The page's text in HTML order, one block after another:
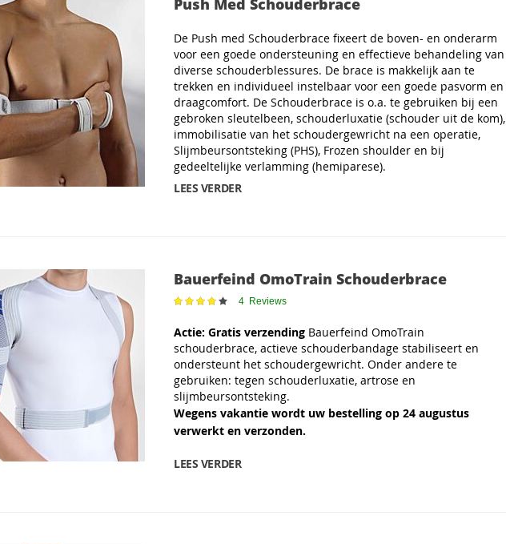
Push Med Schouderbrace
De Push med Schouderbrace fixeert de boven- en onderarm
voor een goede ondersteuning en effectieve behandeling van
diverse schouderblessures. De brace is makkelijk aan te
trekken en individueel instelbaar voor een goede pasvorm en
draagcomfort. De Schouderbrace is o.a. te gebruiken bij een
gebroken sleutelbeen, schouderluxatie (schouder uit de kom),
immobilisatie van het schoudergewricht na een operatie,
Slijmbeursontsteking (PHS), Frozen shoulder en bij
gedeeltelijke verlamming (hemiparese).
LEES VERDER
Bauerfeind OmoTrain Schouderbrace
Waardering:4 Reviews
Actie: Gratis verzending Bauerfeind OmoTrain
schouderbrace, actieve schouderbandage stabiliseert en
ondersteunt het schoudergewricht. Onder andere te
gebruiken: tegen schouderluxatie, artrose en
slijmbeursontsteking.
Wegens vakantie wordt uw bestelling op 24 augustus
verwerkt en verzonden.
LEES VERDER